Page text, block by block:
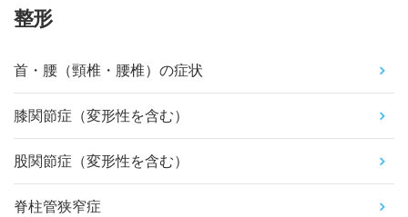
整形
首・腰（頸椎・腰椎）の症状
膝関節症（変形性を含む）
股関節症（変形性を含む）
脊柱管狭窄症